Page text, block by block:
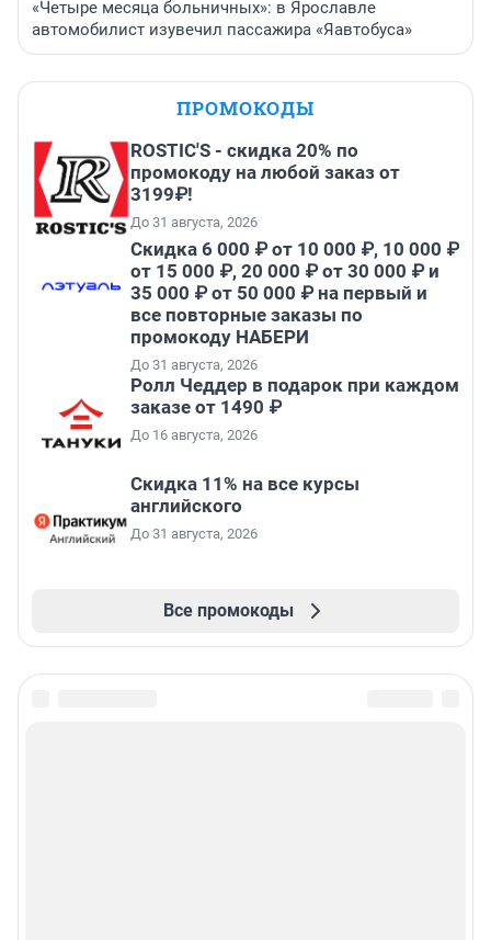
«Четыре месяца больничных»: в Ярославле
автомобилист изувечил пассажира «Яавтобуса»
ПРОМОКОДЫ
ROSTIC'S - скидка 20% по
промокоду на любой заказ от
3199₽!
До 31 августа, 2026
Скидка 6 000 ₽ от 10 000 ₽, 10 000 ₽
от 15 000 ₽, 20 000 ₽ от 30 000 ₽ и
35 000 ₽ от 50 000 ₽ на первый и
все повторные заказы по
промокоду НАБЕРИ
До 31 августа, 2026
Ролл Чеддер в подарок при каждом
заказе от 1490 ₽
До 16 августа, 2026
Скидка 11% на все курсы
английского
До 31 августа, 2026
Все промокоды